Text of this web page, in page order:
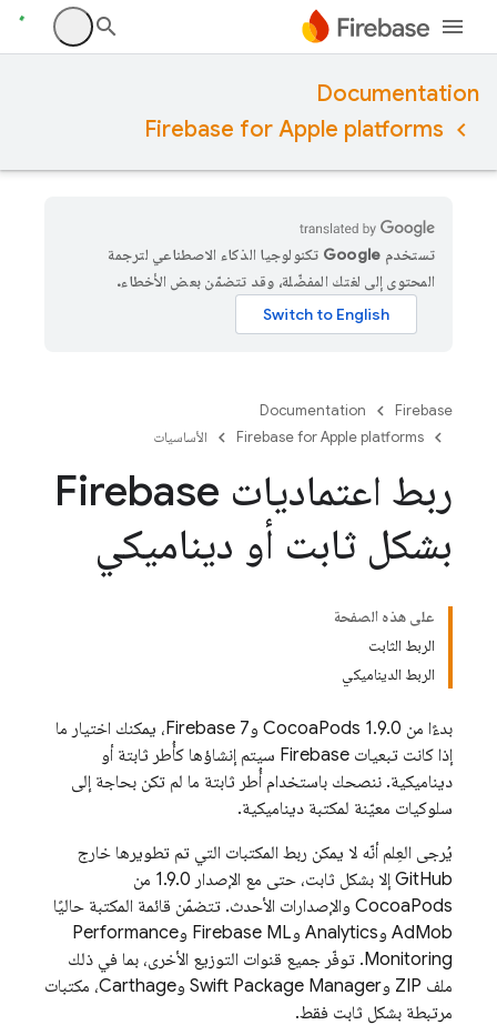
Documentation
Firebase for Apple platforms
تستخدم Google تكنولوجيا الذكاء الاصطناعي لترجمة
المحتوى إلى لغتك المفضّلة، وقد تتضمّن بعض الأخطاء.
Firebase
Documentation
Firebase for Apple platforms
الأساسيات
ربط اعتماديات Firebase
بشكل ثابت أو ديناميكي
على هذه الصفحة
الربط الثابت
الربط الديناميكي
بدءًا من CocoaPods 1.9.0 وFirebase 7، يمكنك اختيار ما
إذا كانت تبعيات Firebase سيتم إنشاؤها كأُطر ثابتة أو
ديناميكية. ننصحك باستخدام أُطر ثابتة ما لم تكن بحاجة إلى
سلوكيات معيّنة لمكتبة ديناميكية.
يُرجى العِلم أنّه لا يمكن ربط المكتبات التي تم تطويرها خارج
GitHub إلا بشكل ثابت، حتى مع الإصدار 1.9.0 من
CocoaPods والإصدارات الأحدث. تتضمّن قائمة المكتبة حاليًا
AdMob وAnalytics وFirebase ML وPerformance
Monitoring. توفّر جميع قنوات التوزيع الأخرى، بما في ذلك
ملف ZIP وSwift Package Manager وCarthage، مكتبات
مرتبطة بشكل ثابت فقط.